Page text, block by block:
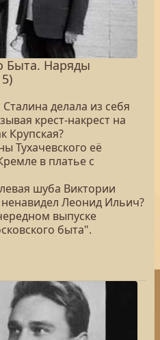
Быта. Наряды
делала из себя
крест-накрест на
Крупская?
Тухачевского её
в платье с
шуба Виктории
Леонид Ильич?
выпуске
быта".